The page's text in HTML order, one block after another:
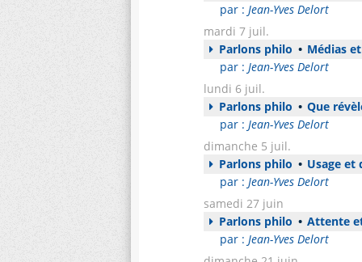
par : Jean-Yves Delort
mardi 7 juil.
Parlons philo • Médias
par : Jean-Yves Delort
lundi 6 juil.
Parlons philo • Que
par : Jean-Yves Delort
dimanche 5 juil.
Parlons philo • Usage
par : Jean-Yves Delort
samedi 27 juin
Parlons philo • Attente
par : Jean-Yves Delort